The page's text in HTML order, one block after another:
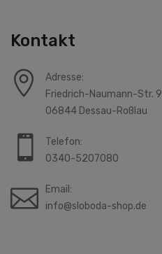
Kontakt
Adresse:
Friedrich-Naumann-Str. 9
06844 Dessau-Roßlau
Telefon:
0340-5207080
Email:
info@sloboda-shop.de